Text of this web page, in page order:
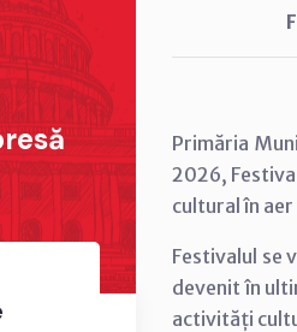
Primăria
2026,
cultural în
Festivalul se
devenit în
activități